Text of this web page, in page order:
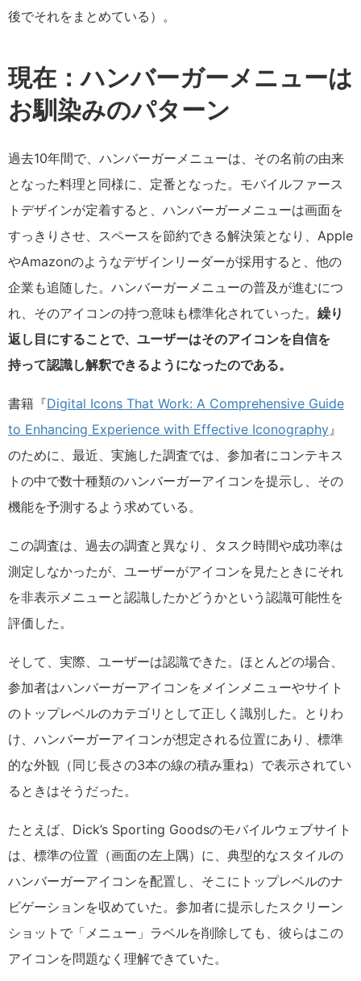
後でそれをまとめている）。
現在：ハンバーガーメニューは
お馴染みのパターン
過去10年間で、ハンバーガーメニューは、その名前の由来
となった料理と同様に、定番となった。モバイルファース
トデザインが定着すると、ハンバーガーメニューは画面を
すっきりさせ、スペースを節約できる解決策となり、Apple
やAmazonのようなデザインリーダーが採用すると、他の
企業も追随した。ハンバーガーメニューの普及が進むにつ
れ、そのアイコンの持つ意味も標準化されていった。 繰り
返し目にすることで、ユーザーはそのアイコンを自信を
持って認識し解釈できるようになったのである。
書籍『Digital Icons That Work: A Comprehensive Guide
to Enhancing Experience with Effective Iconography』
のために、最近、実施した調査では、参加者にコンテキス
トの中で数十種類のハンバーガーアイコンを提示し、その
機能を予測するよう求めている。
この調査は、過去の調査と異なり、タスク時間や成功率は
測定しなかったが、ユーザーがアイコンを見たときにそれ
を非表示メニューと認識したかどうかという認識可能性を
評価した。
そして、実際、ユーザーは認識できた。ほとんどの場合、
参加者はハンバーガーアイコンをメインメニューやサイト
のトップレベルのカテゴリとして正しく識別した。とりわ
け、ハンバーガーアイコンが想定される位置にあり、標準
的な外観（同じ長さの3本の線の積み重ね）で表示されてい
るときはそうだった。
たとえば、Dick’s Sporting Goodsのモバイルウェブサイト
は、標準の位置（画面の左上隅）に、典型的なスタイルの
ハンバーガーアイコンを配置し、そこにトップレベルのナ
ビゲーションを収めていた。参加者に提示したスクリーン
ショットで「メニュー」ラベルを削除しても、彼らはこの
アイコンを問題なく理解できていた。